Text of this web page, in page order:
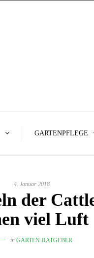
GARTENPFLEGE
4. Januar 2018
der
viel Luft
in GARTEN-RATGEBER